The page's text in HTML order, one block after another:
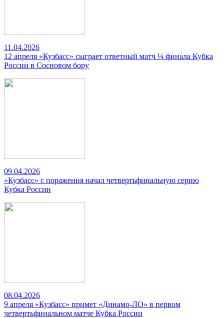
11.04.2026
12 апреля «Кузбасс» сыграет ответный матч ¼ финала Кубка
России в Сосновом бору
09.04.2026
«Кузбасс» с поражения начал четвертьфинальную серию
Кубка России
08.04.2026
9 апреля «Кузбасс» примет «Динамо-ЛО» в первом
четвертьфинальном матче Кубка России